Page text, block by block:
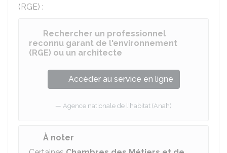
(RGE) :
Rechercher un professionnel
reconnu garant de l'environnement
(RGE) ou un architecte
Accéder au service en ligne
Agence nationale de l'habitat (Anah)
À noter